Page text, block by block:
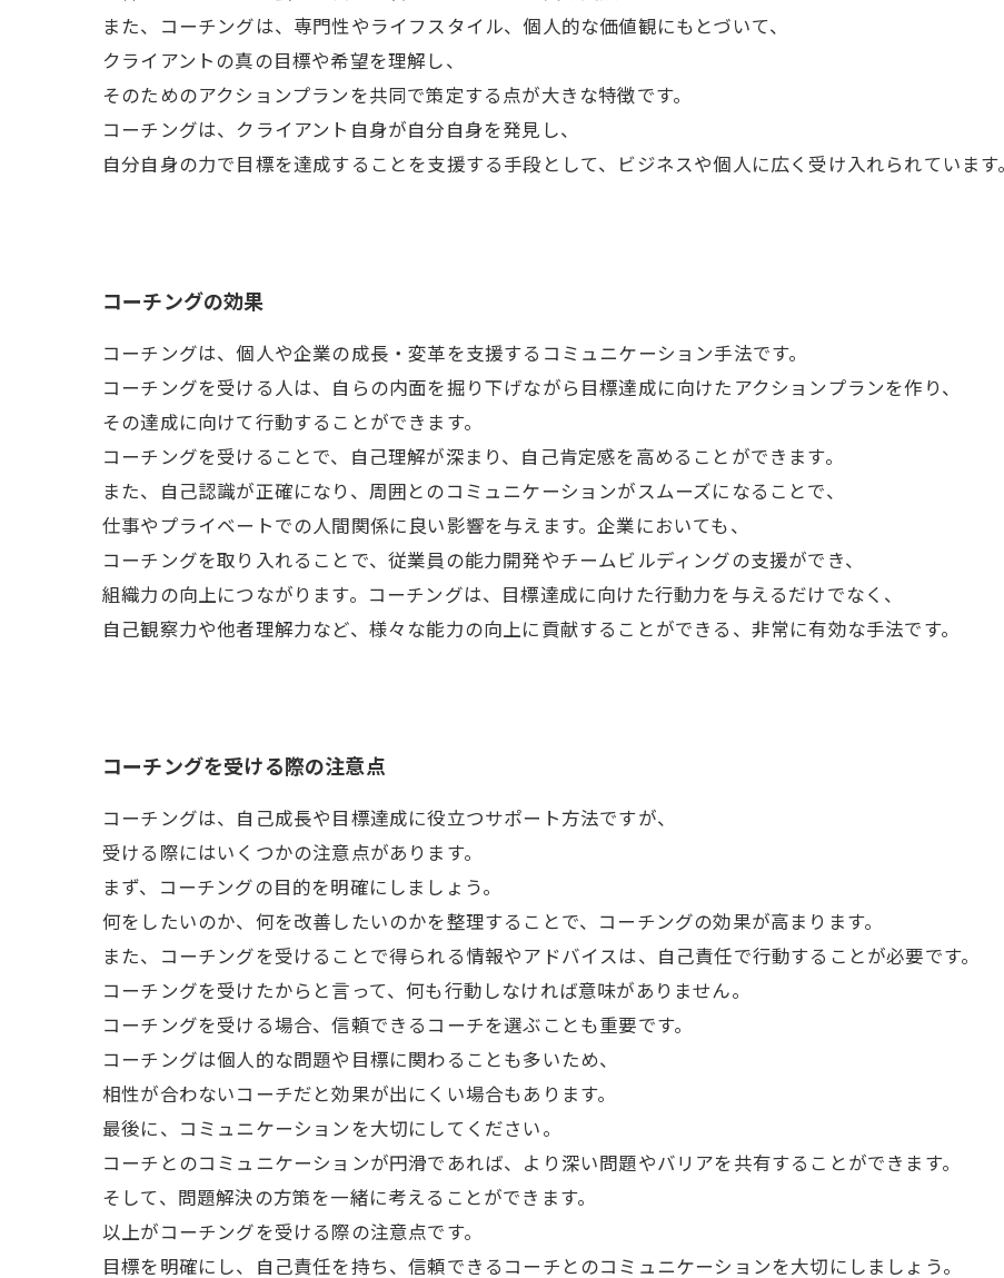
また、コーチングは、専門性やライフスタイル、個人的な価値観にもとづいて、
クライアントの真の目標や希望を理解し、
そのためのアクションプランを共同で策定する点が大きな特徴です。
コーチングは、クライアント自身が自分自身を発見し、
自分自身の力で目標を達成することを支援する手段として、ビジネスや個人に広く受け入れられています。
コーチングの効果
コーチングは、個人や企業の成長・変革を支援するコミュニケーション手法です。
コーチングを受ける人は、自らの内面を掘り下げながら目標達成に向けたアクションプランを作り、
その達成に向けて行動することができます。
コーチングを受けることで、自己理解が深まり、自己肯定感を高めることができます。
また、自己認識が正確になり、周囲とのコミュニケーションがスムーズになることで、
仕事やプライベートでの人間関係に良い影響を与えます。企業においても、
コーチングを取り入れることで、従業員の能力開発やチームビルディングの支援ができ、
組織力の向上につながります。コーチングは、目標達成に向けた行動力を与えるだけでなく、
自己観察力や他者理解力など、様々な能力の向上に貢献することができる、非常に有効な手法です。
コーチングを受ける際の注意点
コーチングは、自己成長や目標達成に役立つサポート方法ですが、
受ける際にはいくつかの注意点があります。
まず、コーチングの目的を明確にしましょう。
何をしたいのか、何を改善したいのかを整理することで、コーチングの効果が高まります。
また、コーチングを受けることで得られる情報やアドバイスは、自己責任で行動することが必要です。
コーチングを受けたからと言って、何も行動しなければ意味がありません。
コーチングを受ける場合、信頼できるコーチを選ぶことも重要です。
コーチングは個人的な問題や目標に関わることも多いため、
相性が合わないコーチだと効果が出にくい場合もあります。
最後に、コミュニケーションを大切にしてください。
コーチとのコミュニケーションが円滑であれば、より深い問題やバリアを共有することができます。
そして、問題解決の方策を一緒に考えることができます。
以上がコーチングを受ける際の注意点です。
目標を明確にし、自己責任を持ち、信頼できるコーチとのコミュニケーションを大切にしましょう。